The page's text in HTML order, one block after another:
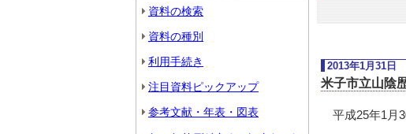
資料の検索
資料の種別
利用手続き
注目資料ピックアップ
参考文献・年表・図表
2013年1月31日
米子市立山陰
平成25年1月